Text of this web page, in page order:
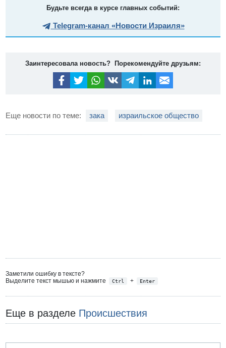
Будьте всегда в курсе главных событий:
Telegram-канал «Новости Израиля»
Заинтересовала новость? Порекомендуйте друзьям:
Еще новости по теме: зака израильское общество
Заметили ошибку в тексте?
Выделите текст мышью и нажмите
Ctrl + Enter
Еще в разделе Происшествия